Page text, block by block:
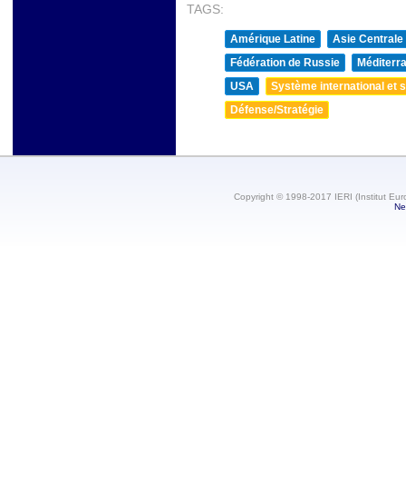
TAGS:
Amérique Latine
Asie Centrale
Fédération de Russie
USA
Système international et
Défense/Stratégie
Copyright © 1998-2017 IERI (Institut